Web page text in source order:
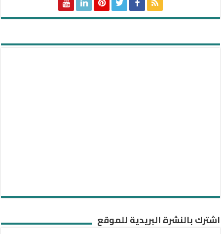
اشترك بالنشرة البريدية للموقع